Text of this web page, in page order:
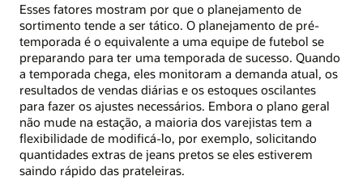
Esses fatores mostram por que o planejamento de
sortimento tende a ser tático. O planejamento de pré-
temporada é o equivalente a uma equipe de futebol se
preparando para ter uma temporada de sucesso. Quando
a temporada chega, eles monitoram a demanda atual, os
resultados de vendas diárias e os estoques oscilantes
para fazer os ajustes necessários. Embora o plano geral
não mude na estação, a maioria dos varejistas tem a
flexibilidade de modificá-lo, por exemplo, solicitando
quantidades extras de jeans pretos se eles estiverem
saindo rápido das prateleiras.